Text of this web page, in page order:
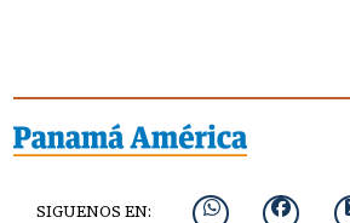
SIGUENOS EN: